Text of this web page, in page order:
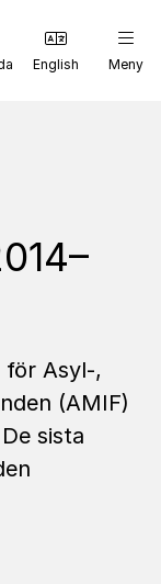
English Meny
för Asyl-,
(AMIF)
sista